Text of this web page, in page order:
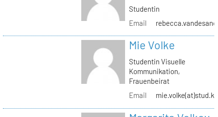
Studentin
Email
Mie Volke
Studentin Visuelle
Kommunikation,
Frauenbeirat
Email